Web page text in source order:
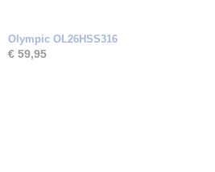
Olympic OL26HSS316
€ 59,95